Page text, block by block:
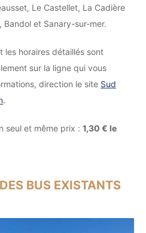
Le Castellet, La Cadière
Bandol et Sanary-sur-mer.
les horaires détaillés sont
sur la ligne qui vous
direction le site Sud
.
seul et même prix : 1,30 € le
BUS EXISTANTS